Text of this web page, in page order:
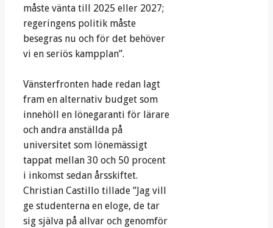
måste vänta till 2025 eller 2027;
regeringens politik måste
besegras nu och för det behöver
vi en seriös kampplan”.
Vänsterfronten hade redan lagt
fram en alternativ budget som
innehöll en lönegaranti för lärare
och andra anställda på
universitet som lönemässigt
tappat mellan 30 och 50 procent
i inkomst sedan årsskiftet.
Christian Castillo tillade ”Jag vill
ge studenterna en eloge, de tar
sig själva på allvar och genomför